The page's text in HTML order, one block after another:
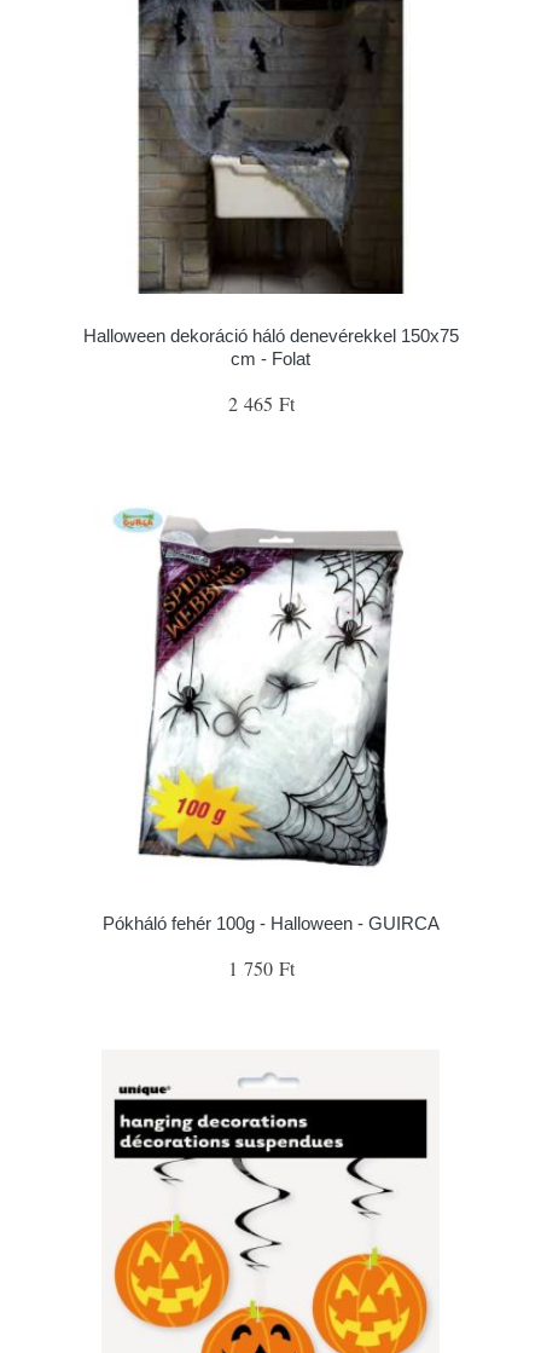
Halloween dekoráció háló denevérekkel 150x75
cm - Folat
2 465 Ft
Pókháló fehér 100g - Halloween - GUIRCA
1 750 Ft